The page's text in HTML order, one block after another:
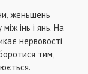
женьшень
інь і янь. На
нервовості
тим,